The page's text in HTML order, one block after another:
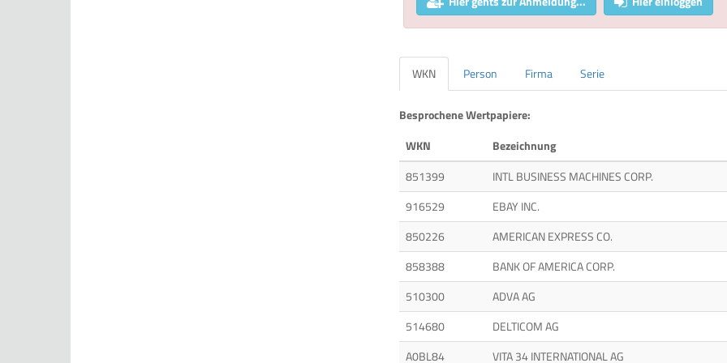
WKN Person Firma Serie
Besprochene Wertpapiere:
WKN
Bezeichnung
851399
INTL BUSINESS MACHINES CORP.
916529
EBAY INC.
850226
AMERICAN EXPRESS CO.
858388
BANK OF AMERICA CORP.
510300
ADVA AG
514680
DELTICOM AG
A0BL84
VITA 34 INTERNATIONAL AG